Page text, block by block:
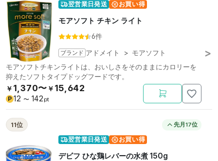
翌営業日発送 お買い得
モアソフト チキン ライト
6件
ブランド アドメイト > モアソフト
モアソフトチキンライトは、おいしさをそのままにカロリーを
抑えたソフトタイプドッグフードです。
￥ 1,370〜 ￥ 15,642
P 12 〜 142 pt
11位 先月17位
翌営業日発送 お買い得
デビフ ひな鶏レバーの水煮 150g